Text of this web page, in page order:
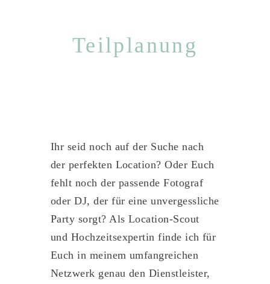
Teilplanung
Ihr seid noch auf der Suche nach
der perfekten Location? Oder Euch
fehlt noch der passende Fotograf
oder DJ, der für eine unvergessliche
Party sorgt? Als Location-Scout
und Hochzeitsexpertin finde ich für
Euch in meinem umfangreichen
Netzwerk genau den Dienstleister,